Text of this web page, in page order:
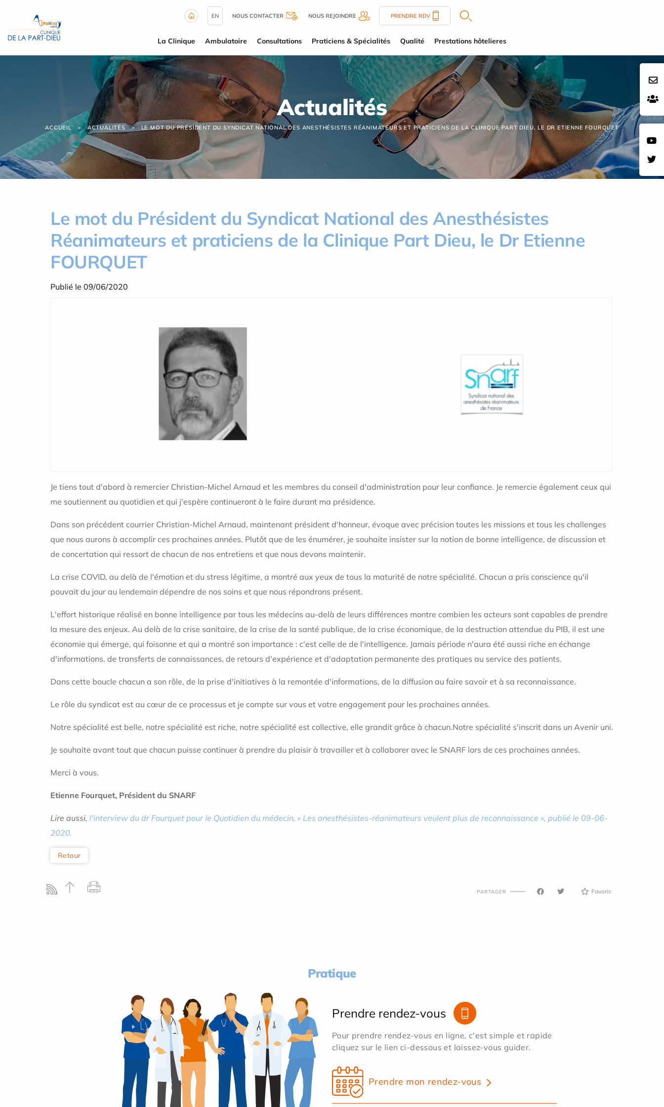
EN NOUS CONTACTER NOUS REJOINDRE PRENDRE RDV
La Clinique Ambulatoire Consultations Praticiens & Spécialités Qualité Prestations hôtelieres
Actualités
ACCUEIL ACTUALITÉS LE MOT DU PRÉSIDENT DU SYNDICAT NATIONAL DES ANESTHÉSISTES RÉANIMATEURS ET PRATICIENS DE LA CLINIQUE PART DIEU, LE DR ETIENNE FOURQUET
Le mot du Président du Syndicat National des Anesthésistes
Réanimateurs et praticiens de la Clinique Part Dieu, le Dr Etienne
FOURQUET
Publié le 09/06/2020
Je tiens tout d'abord à remercier Christian-Michel Arnaud et les membres du conseil d'administration pour leur confiance. Je remercie également ceux qui
me soutiennent au quotidien et qui j'espère continueront à le faire durant ma présidence.
Dans son précédent courrier Christian-Michel Arnaud, maintenant président d'honneur, évoque avec précision toutes les missions et tous les challenges
que nous aurons à accomplir ces prochaines années. Plutôt que de les énumérer, je souhaite insister sur la notion de bonne intelligence, de discussion et
de concertation qui ressort de chacun de nos entretiens et que nous devons maintenir.
La crise COVID, au delà de l'émotion et du stress légitime, a montré aux yeux de tous la maturité de notre spécialité. Chacun a pris conscience qu'il
pouvait du jour au lendemain dépendre de nos soins et que nous répondrons présent.
L'effort historique réalisé en bonne intelligence par tous les médecins au-delà de leurs différences montre combien les acteurs sont capables de prendre
la mesure des enjeux. Au delà de la crise sanitaire, de la crise de la santé publique, de la crise économique, de la destruction attendue du PIB, il est une
économie qui émerge, qui foisonne et qui a montré son importance : c'est celle de de l'intelligence. Jamais période n'aura été aussi riche en échange
d'informations, de transferts de connaissances, de retours d'expérience et d'adaptation permanente des pratiques au service des patients.
Dans cette boucle chacun a son rôle, de la prise d'initiatives à la remontée d'informations, de la diffusion au faire savoir et à sa reconnaissance.
Le rôle du syndicat est au cœur de ce processus et je compte sur vous et votre engagement pour les prochaines années.
Notre spécialité est belle, notre spécialité est riche, notre spécialité est collective, elle grandit grâce à chacun.Notre spécialité s'inscrit dans un Avenir uni.
Je souhaite avant tout que chacun puisse continuer à prendre du plaisir à travailler et à collaborer avec le SNARF lors de ces prochaines années.
Merci à vous.
Etienne Fourquet, Président du SNARF
Lire aussi, l'interview du dr Fourquet pour le Quotidien du médecin, « Les anesthésistes-réanimateurs veulent plus de reconnaissance », publié le 09-06-
2020.
Retour
PARTAGER Favoris
Pratique
Prendre rendez-vous
Pour prendre rendez-vous en ligne, c'est simple et rapide
cliquez sur le lien ci-dessous et laissez-vous guider.
Prendre mon rendez-vous